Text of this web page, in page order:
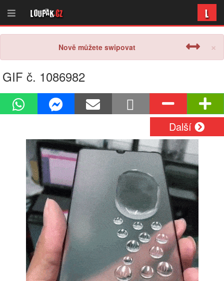
Loupak.cz L
×
Nově můžete swipovat
GIF č. 1086982
Další